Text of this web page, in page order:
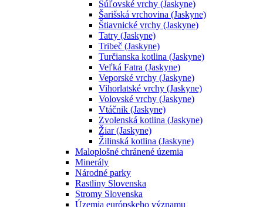
Súľovské vrchy (Jaskyne)
Šarišská vrchovina (Jaskyne)
Štiavnické vrchy (Jaskyne)
Tatry (Jaskyne)
Tribeč (Jaskyne)
Turčianska kotlina (Jaskyne)
Veľká Fatra (Jaskyne)
Veporské vrchy (Jaskyne)
Vihorlatské vrchy (Jaskyne)
Volovské vrchy (Jaskyne)
Vtáčnik (Jaskyne)
Zvolenská kotlina (Jaskyne)
Žiar (Jaskyne)
Žilinská kotlina (Jaskyne)
Maloplošné chránené územia
Minerály
Národné parky
Rastliny Slovenska
Stromy Slovenska
Územia európskeho významu